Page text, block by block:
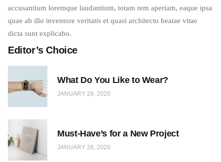
accusantium loremque laudantium, totam rem aperiam, eaque ipsa
quae ab illo inventore veritatis et quasi architecto beatae vitae
dicta sunt explicabo.
Editor’s Choice
What Do You Like to Wear?
JANUARY 28, 2020
Must-Have’s for a New Project
JANUARY 28, 2020